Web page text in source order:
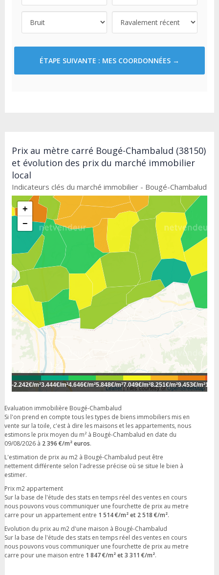
ÉTAPE SUIVANTE : MES COORDONNÉES →
Prix au mètre carré Bougé-Chambalud (38150)
et évolution des prix du marché immobilier
local
Indicateurs clés du marché immobilier - Bougé-Chambalud
+
−
Leaflet| Tiles courtesy ofOpenStreetMap
-2.242€/m²3.444€/m²4.646€/m²5.848€/m²7.049€/m²8.251€/m²9.453€/m²
Evaluation immobilière Bougé-Chambalud
Si l'on prend en compte tous les types de biens immobiliers mis en
vente sur la toile, c'est à dire les maisons et les appartements, nous
estimons le prix moyen du m² à Bougé-Chambalud en date du
09/08/2026 à 2 396 €/m² euros.
L'estimation de prix au m2 à Bougé-Chambalud peut être
nettement différente selon l'adresse précise où se situe le bien à
estimer.
Prix m2 appartement
Sur la base de l'étude des stats en temps réel des ventes en cours
nous pouvons vous communiquer une fourchette de prix au metre
carre pour un appartement entre 1 514 €/m² et 2 518 €/m².
Evolution du prix au m2 d'une maison à Bougé-Chambalud
Sur la base de l'étude des stats en temps réel des ventes en cours
nous pouvons vous communiquer une fourchette de prix au metre
carre pour une maison entre 1 847 €/m² et 3 311 €/m².